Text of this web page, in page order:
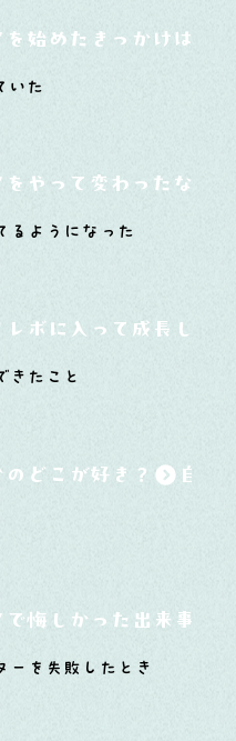
を始めたきっかけは？
いた
をやって変わったなと思
るようになった
レボに入って成長した
きたこと
のどこが好き？
で悔しかった出来事と
ーを失敗したとき